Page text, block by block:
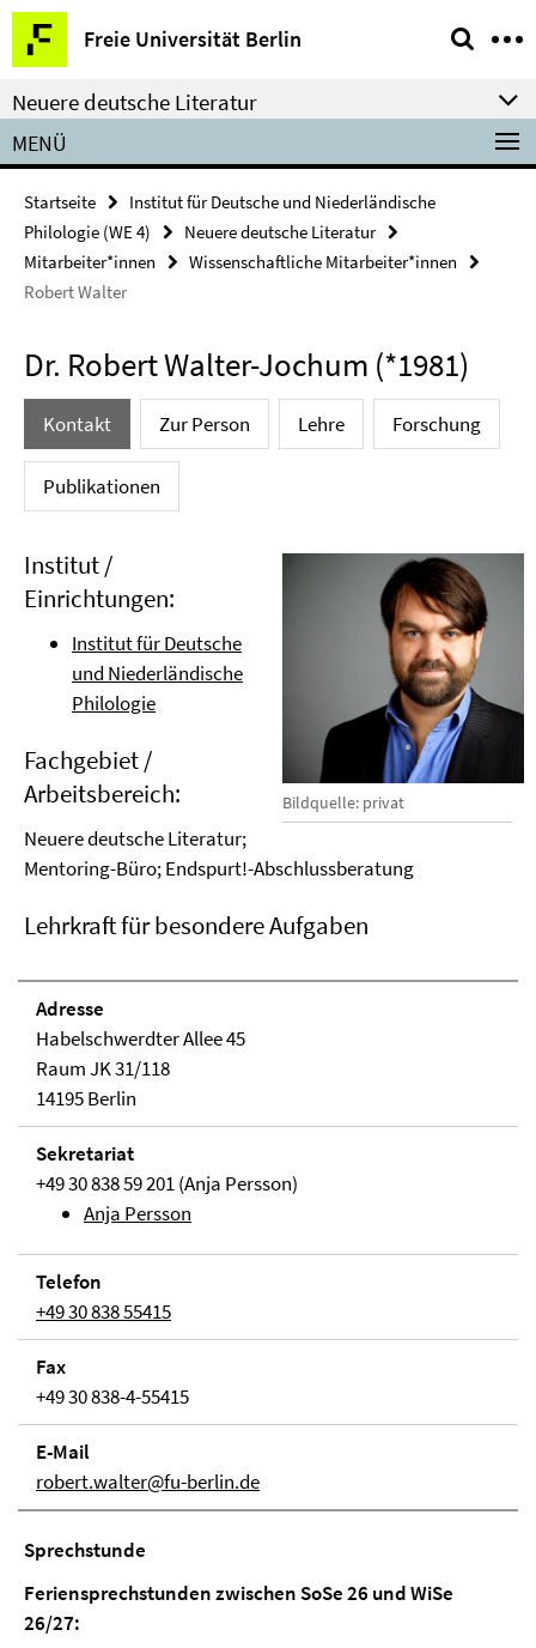
Springe
direkt
zu
Inhalt
Freie Universität Berlin
Service-
Navigation
Neuere deutsche Literatur
MENÜ
Startseite
Institut für Deutsche und Niederländische
Philologie (WE 4)
Neuere deutsche Literatur
Mitarbeiter*innen
Wissenschaftliche Mitarbeiter*innen
Robert Walter
Dr. Robert Walter-Jochum (*1981)
Kontakt Zur Person Lehre Forschung
Publikationen
Bildquelle: privat
Institut /
Einrichtungen:
Institut für Deutsche
und Niederländische
Philologie
Fachgebiet /
Arbeitsbereich:
Neuere deutsche Literatur;
Mentoring-Büro; Endspurt!-Abschlussberatung
Lehrkraft für besondere Aufgaben
Adresse
Habelschwerdter Allee 45
Raum JK 31/118
14195 Berlin
Sekretariat
+49 30 838 59 201 (Anja Persson)
Anja Persson
Telefon
+49 30 838 55415
Fax
+49 30 838-4-55415
E-Mail
robert.walter@fu-berlin.de
Sprechstunde
Feriensprechstunden zwischen SoSe 26 und WiSe
26/27: